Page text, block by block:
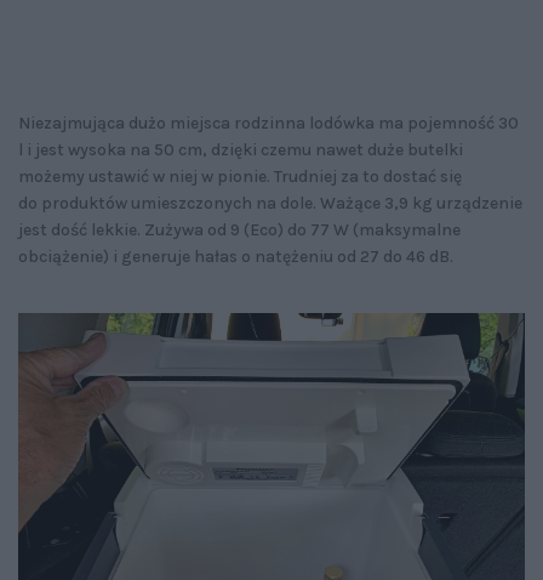
Niezajmująca dużo miejsca rodzinna lodówka ma pojemność 30
l i jest wysoka na 50 cm, dzięki czemu nawet duże butelki
możemy ustawić w niej w pionie. Trudniej za to dostać się
do produktów umieszczonych na dole. Ważące 3,9 kg urządzenie
jest dość lekkie. Zużywa od 9 (Eco) do 77 W (maksymalne
obciążenie) i generuje hałas o natężeniu od 27 do 46 dB.